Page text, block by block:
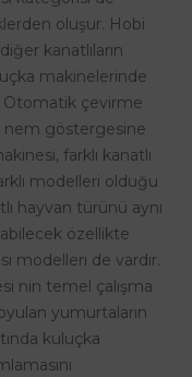
oluşur. Hobi
kanatlıların
makinelerinde
Otomatik çevirme
nem göstergesine
farklı kanatlı
modelleri olduğu
hayvan türünü aynı
özellikte
modelleri de vardır.
nin temel çalışma
yumurtaların
kuluçka